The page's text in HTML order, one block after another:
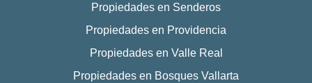
Propiedades en Senderos
Propiedades en Providencia
Propiedades en Valle Real
Propiedades en Bosques Vallarta